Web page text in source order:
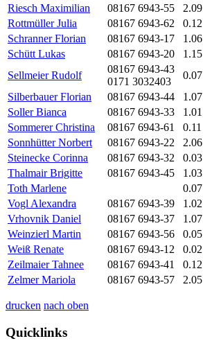
Riesch Maximilian
08167 6943-55 2.09
Rottmüller Julia
08167 6943-62 0.12
Schranner Florian
08167 6943-17 1.06
Schütt Lukas
08167 6943-20 1.15
Sellmeier Rudolf
08167 6943-43
0171 3032403
0.07
Silberbauer Florian
08167 6943-44 1.07
Soller Bianca
08167 6943-33 1.01
Sommerer Christina
08167 6943-61 0.11
Sonnhütter Norbert
08167 6943-22 2.06
Steinecke Corinna
08167 6943-32 0.03
Thalmair Brigitte
08167 6943-45 1.03
Toth Marlene
0.07
Vogl Alexandra
08167 6943-39 1.02
Vrhovnik Daniel
08167 6943-37 1.07
Weinzierl Martin
08167 6943-56 0.05
Weiß Renate
08167 6943-12 0.02
Zeilmaier Tahnee
08167 6943-41 0.12
Zelmer Mariola
08167 6943-57 2.05
drucken nach oben
Quicklinks